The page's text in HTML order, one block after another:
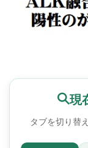
現
タブを切り替